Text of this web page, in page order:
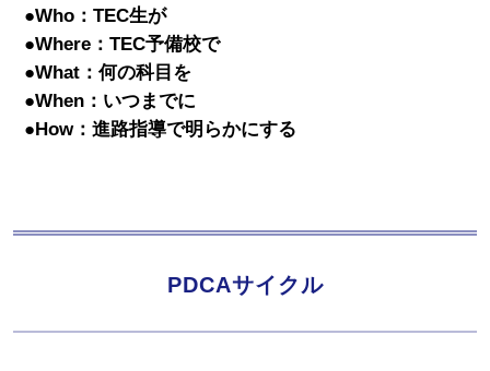
●Who：TEC生が
●Where：TEC予備校で
●What：何の科目を
●When：いつまでに
●How：進路指導で明らかにする
PDCAサイクル